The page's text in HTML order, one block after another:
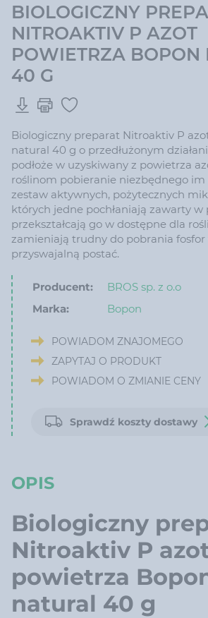
BIOLOGICZNY
NITROAKTIV P AZOT
POWIETRZA BOPON
40 G
Biologiczny preparat Nitroaktiv P
natural 40 g o przedłużonym
podłoże w uzyskiwany z powietrza
roślinom pobieranie niezbędnego im
zestaw aktywnych, pożytecznych
których jedne pochłaniają zawarty
przekształcają go w dostępne dla
zamieniają trudny do pobrania fosfor
przyswajalną postać.
Producent:
BROS sp. z o.o
Marka:
Bopon
POWIADOM ZNAJOMEGO
ZAPYTAJ O PRODUKT
POWIADOM O ZMIANIE CENY
Sprawdź koszty dostawy
OPIS
Biologiczny
Nitroaktiv P
powietrza
natural 40 g